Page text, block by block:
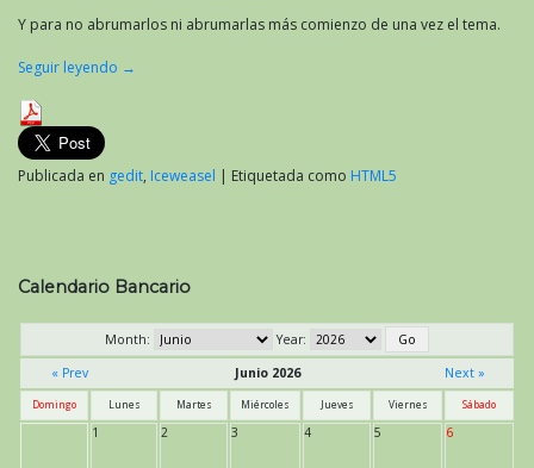
Y para no abrumarlos ni abrumarlas más comienzo de una vez el tema.
Seguir leyendo →
Publicada en gedit, Iceweasel | Etiquetada como HTML5
Calendario Bancario
Month:
Year:
« Prev
Junio 2026 Next »
Domingo Lunes Martes Miércoles Jueves Viernes Sábado
1 2 3 4 5 6